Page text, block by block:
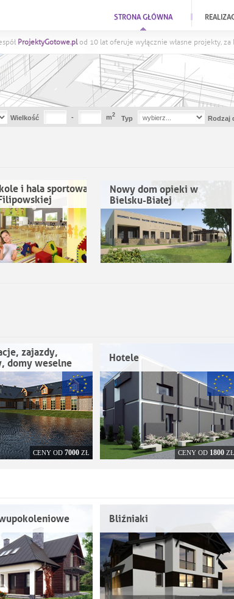
STRONA GŁÓWNA
ProjektyGotowe.plod 10 lat oferuje wyłącznie własne projekty,
Wielkość - m2 Typ Rodzaj
i hala sportowa
Nowy dom opieki w
Bielsku-Białej
zajazdy,
domy weselne
CENY OD 7000ZŁ
Hotele
CENY OD 1800ZŁ
Bliźniaki